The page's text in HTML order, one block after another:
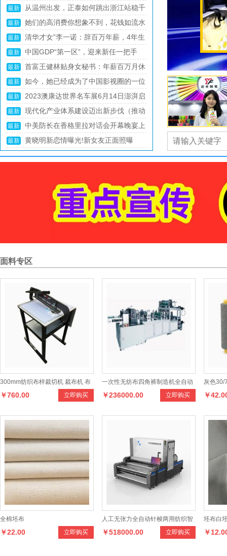
招聘”陷阱
最新
“抢”字头专列开出！正以最快速度将物
资送往灾区
最新
商务部召开“修好三门课 改革当先锋”年
轻干部教育引领工作推进会
最新
总书记的人民情怀｜“抓任何工作，给
群众办任何事情，都要实事求是”
最新
COTV全球直播-女装面料网关于诚邀女
装面料商家，共赴大数据与人工智能之旅
最新
两岸何时会启动协商？民进党当局已经
表态，赖清德或弃卒保车
最新
真让王健林说中了？2024年起，楼市
或将超乎预料，3个原因很真实
最新
宇宙一切已被安排好？爱因斯坦为何信
神学？杨振宁为何信造物者？
最新
《天道》你是什么人，就会走到什么位
置，谁都逃不掉
最新
36氪独家｜大众与地平线合资公司新进
展：调入上百人，CTO黄畅坐镇
最新
中网市场：杭州第19届亚运会 浙江省
杭州市举办的第19届亚洲夏季运动会
面料专区
300mm纺织布样裁切机 裁布机 布
样机 立即购买
￥760.00
一次性无纺布四角裤制造机全自动
平角裤成型机足浴桑拿裤制造机器
立即购买
￥236000.00
灰色30/
毛衫纺
￥
全棉坯布
立即购买
￥22.00
人工无张力全自动针梭两用纺织智
能无人视觉电脑验布机卷布机
立即购买
￥518000.00
坯布白
丝面料
￥